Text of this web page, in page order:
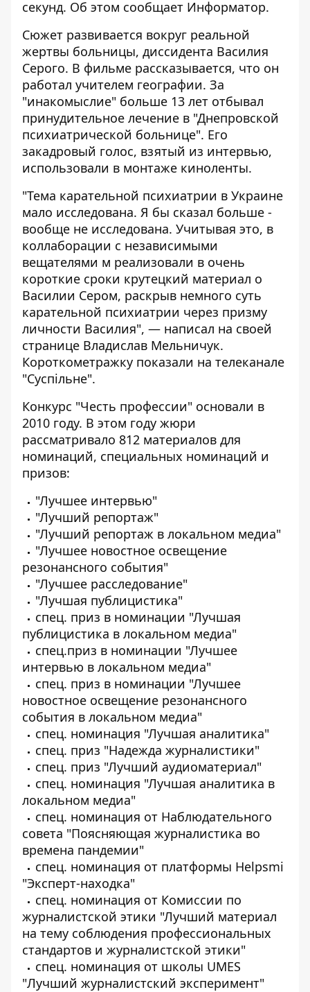
секунд. Об этом сообщает Информатор.
Сюжет развивается вокруг реальной
жертвы больницы, диссидента Василия
Серого. В фильме рассказывается, что он
работал учителем географии. За
"инакомыслие" больше 13 лет отбывал
принудительное лечение в "Днепровской
психиатрической больнице". Его
закадровый голос, взятый из интервью,
использовали в монтаже киноленты.
"Тема карательной психиатрии в Украине
мало исследована. Я бы сказал больше -
вообще не исследована. Учитывая это, в
коллаборации с независимыми
вещателями м реализовали в очень
короткие сроки крутецкий материал о
Василии Сером, раскрыв немного суть
карательной психиатрии через призму
личности Василия", — написал на своей
странице Владислав Мельничук.
Короткометражку показали на телеканале
"Суспільне".
Конкурс "Честь профессии" основали в
2010 году. В этом году жюри
рассматривало 812 материалов для
номинаций, специальных номинаций и
призов:
"Лучшее интервью"
"Лучший репортаж"
"Лучший репортаж в локальном медиа"
"Лучшее новостное освещение
резонансного события"
"Лучшее расследование"
"Лучшая публицистика"
спец. приз в номинации "Лучшая
публицистика в локальном медиа"
спец.приз в номинации "Лучшее
интервью в локальном медиа"
спец. приз в номинации "Лучшее
новостное освещение резонансного
события в локальном медиа"
спец. номинация "Лучшая аналитика"
спец. приз "Надежда журналистики"
спец. приз "Лучший аудиоматериал"
спец. номинация "Лучшая аналитика в
локальном медиа"
спец. номинация от Наблюдательного
совета "Поясняющая журналистика во
времена пандемии"
спец. номинация от платформы Helpsmi
"Эксперт-находка"
спец. номинация от Комиссии по
журналистской этики "Лучший материал
на тему соблюдения профессиональных
стандартов и журналистской этики"
спец. номинация от школы UMES
"Лучший журналистский эксперимент"